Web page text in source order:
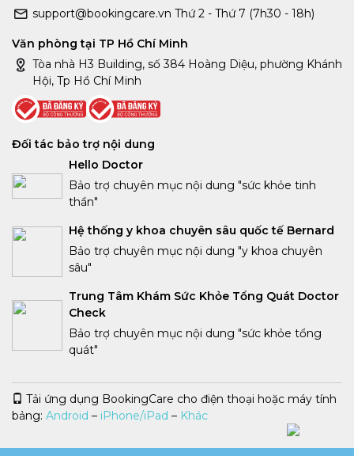
support@bookingcare.vn Thứ 2 - Thứ 7 (7h30 - 18h)
Văn phòng tại TP Hồ Chí Minh
Tòa nhà H3 Building, số 384 Hoàng Diệu, phường Khánh
Hội, Tp Hồ Chí Minh
Đối tác bảo trợ nội dung
Hello Doctor
Bảo trợ chuyên mục nội dung "sức khỏe tinh
thần"
Hệ thống y khoa chuyên sâu quốc tế Bernard
Bảo trợ chuyên mục nội dung "y khoa chuyên
sâu"
Trung Tâm Khám Sức Khỏe Tổng Quát Doctor
Check
Bảo trợ chuyên mục nội dung "sức khỏe tổng
quát"
Tải ứng dụng BookingCare cho điện thoại hoặc máy tính
bảng: Android iPhone/iPad Khác